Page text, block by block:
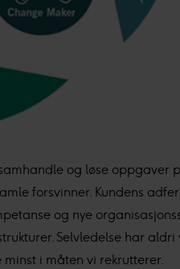
og løse oppgaver
forsvinner. Kundens
og nye
Selvledelse har
minst i måten vi rekrutterer.